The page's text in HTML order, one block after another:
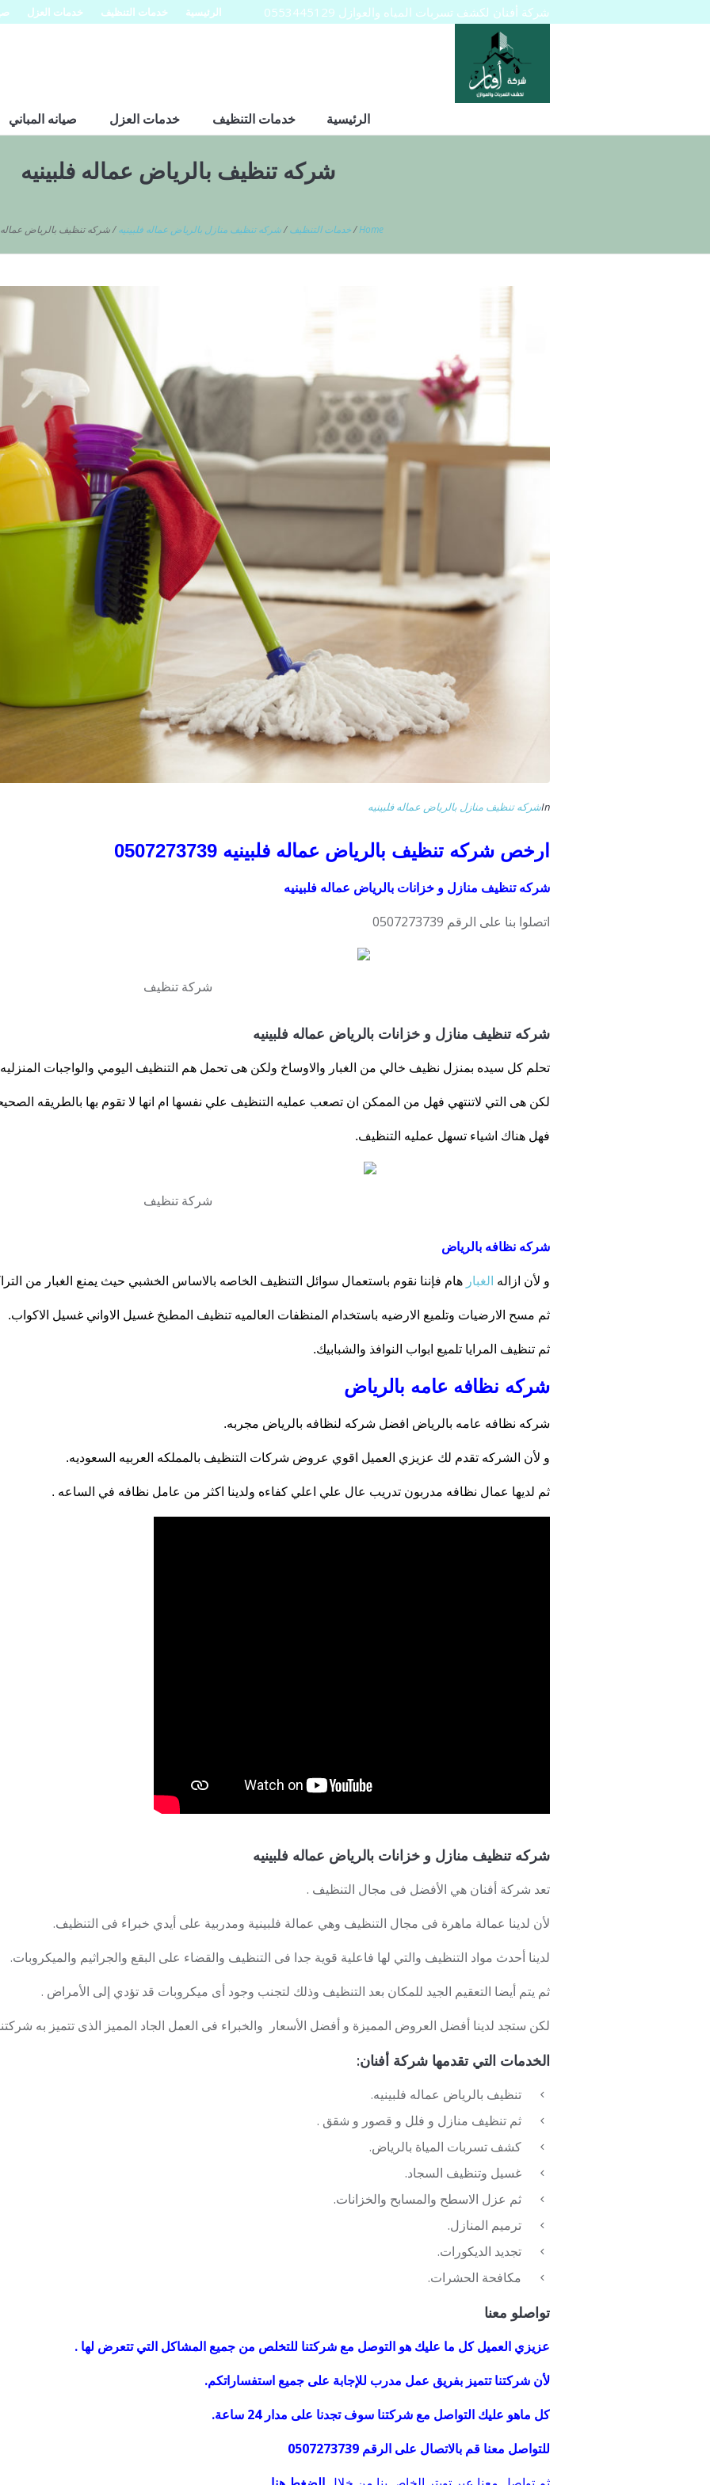
الرئيسية خدمات التنظيف خدمات العزل شركة أفنان لكشف تسربات المياه والعوازل 0553445129
الرئيسية خدمات التنظيف خدمات العزل صيانه المباني
شركه تنظيف بالرياض عماله فلبينيه
Home
/خدمات التنظيف /شركه تنظيف منازل بالرياض عماله فلبينيه /شركه تنظيف بالرياض عماله
Inشركه تنظيف منازل بالرياض عماله فلبينيه
ارخص شركه تنظيف بالرياض عماله فلبينيه 0507273739
شركه تنظيف منازل و خزانات بالرياض عماله فلبينيه
اتصلوا بنا على الرقم 0507273739
شركة تنظيف
شركه تنظيف منازل و خزانات بالرياض عماله فلبينيه
تحلم كل سيده بمنزل نظيف خالي من الغبار والاوساخ ولكن هى تحمل هم التنظيف اليومي والواجبات
لكن هى التي لاتنتهي فهل من الممكن ان تصعب عمليه التنظيف علي نفسها ام انها لا تقوم بها بالطريقه
فهل هناك اشياء تسهل عمليه التنظيف.
شركة تنظيف
شركه نظافه بالرياض
و لأن ازاله الغبار هام فإننا نقوم باستعمال سوائل التنظيف الخاصه بالاساس الخشبي حيث يمنع الغبار من
ثم مسح الارضيات وتلميع الارضيه باستخدام المنظفات العالميه تنظيف المطبخ غسيل الاواني غسيل الاكواب.
ثم تنظيف المرايا تلميع ابواب النوافذ والشبابيك.
شركه نظافه عامه بالرياض
شركه نظافه عامه بالرياض افضل شركه لنظافه بالرياض مجربه.
و لأن الشركه تقدم لك عزيزي العميل اقوي عروض شركات التنظيف بالمملكه العربيه السعوديه.
ثم لديها عمال نظافه مدربون تدريب عال علي اعلي كفاءه ولدينا اكثر من عامل نظافه في الساعه .
شركه تنظيف منازل و خزانات بالرياض عماله فلبينيه
تعد شركة أفنان هي الأفضل فى مجال التنظيف .
لأن لدينا عمالة ماهرة فى مجال التنظيف وهي عمالة فلبينية ومدربية على أيدي خبراء فى التنظيف.
لدينا أحدث مواد التنظيف والتي لها فاعلية قوية جدا فى التنظيف والقضاء على البقع والجراثيم والميكروبات.
ثم يتم أيضا التعقيم الجيد للمكان بعد التنظيف وذلك لتجنب وجود أى ميكروبات قد تؤدي إلى الأمراض .
لكن ستجد لدينا أفضل العروض المميزة و أفضل الأسعار والخبراء فى العمل الجاد المميز الذى تتميز به
الخدمات التي تقدمها شركة أفنان:
تنظيف بالرياض عماله فلبينيه.
ثم تنظيف منازل و فلل و قصور و شقق .
كشف تسربات المياة بالرياض.
غسيل وتنظيف السجاد.
ثم عزل الاسطح والمسابح والخزانات.
ترميم المنازل.
تجديد الديكورات.
مكافحة الحشرات.
تواصلو معنا
عزيزي العميل كل ما عليك هو التوصل مع شركتنا للتخلص من جميع المشاكل التي تتعرض لها .
لأن شركتنا تتميز بفريق عمل مدرب للإجابة على جميع استفساراتكم.
كل ماهو عليك التواصل مع شركتنا سوف تجدنا على مدار 24 ساعة.
للتواصل معنا قم بالاتصال على الرقم 0507273739